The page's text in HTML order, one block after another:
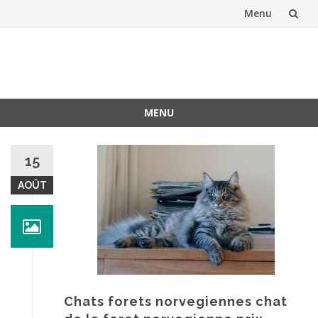
Menu
MENU
contenu
15
AOÛT
Chats forets norvegiennes chat